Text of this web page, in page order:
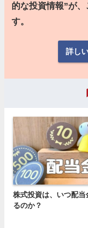
的な投資情報”が
す。
詳し
株式投資は、いつ配当
るのか？